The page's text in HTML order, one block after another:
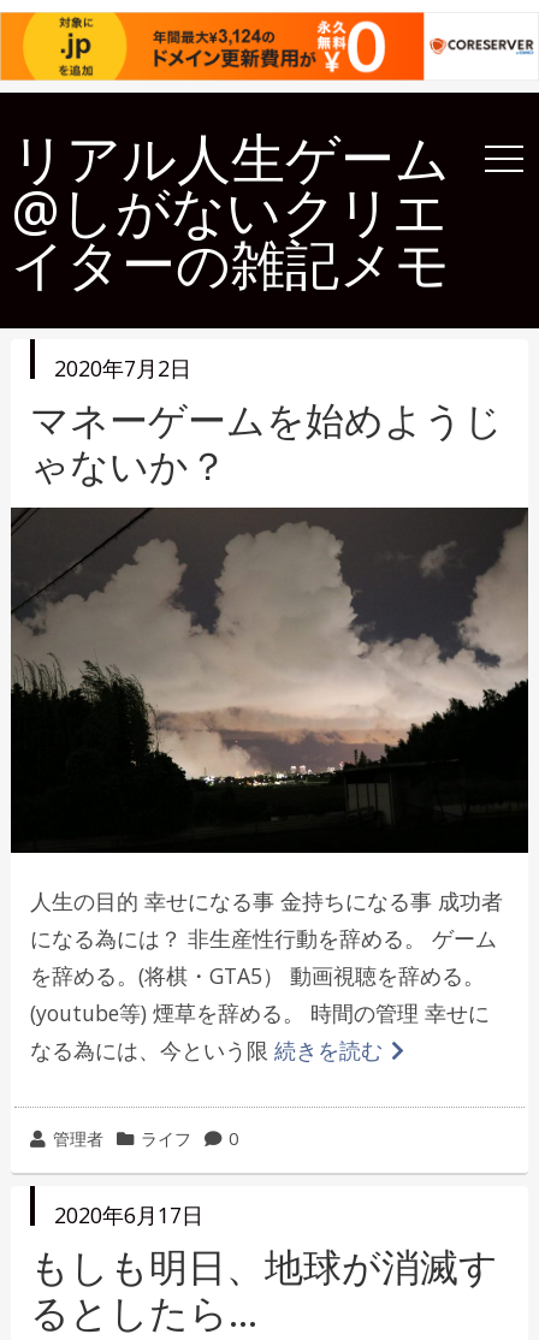
リアル人生ゲーム
@しがないクリエ
イターの雑記メモ
投
日
2020年7月2日
マネーゲームを始めようじ
ゃないか？
人生の目的 幸せになる事 金持ちになる事 成功者
になる為には？ 非生産性行動を辞める。 ゲーム
を辞める。(将棋・GTA5） 動画視聴を辞める。
(youtube等) 煙草を辞める。 時間の管理 幸せに
なる為には、今という限 続きを読む
投
稿
管理者
カ
テ
リ
ー
ライフ 0
投
日
2020年6月17日
もしも明日、地球が消滅す
るとしたら…